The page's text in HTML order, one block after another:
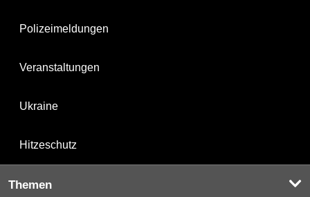
Polizeimeldungen
Veranstaltungen
Ukraine
Hitzeschutz
Themen